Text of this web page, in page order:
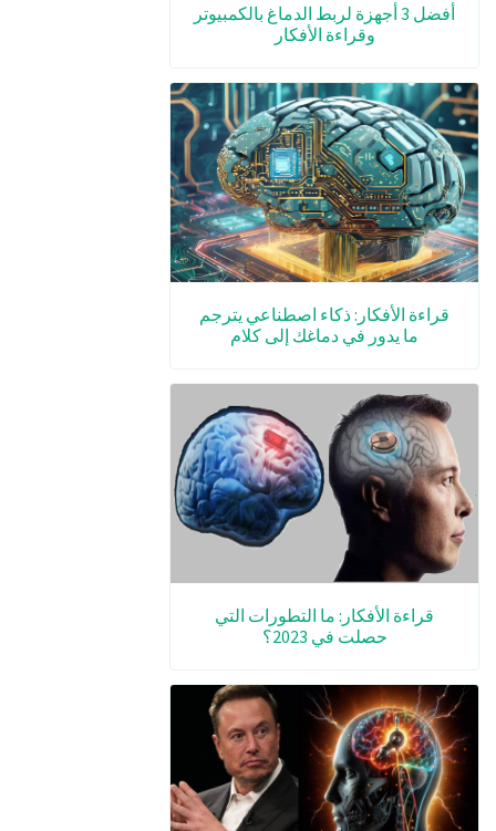
أفضل 3 أجهزة لربط الدماغ بالكمبيوتر
وقراءة الأفكار
قراءة الأفكار: ذكاء اصطناعي يترجم
ما يدور في دماغك إلى كلام
قراءة الأفكار: ما التطورات التي
حصلت في 2023؟